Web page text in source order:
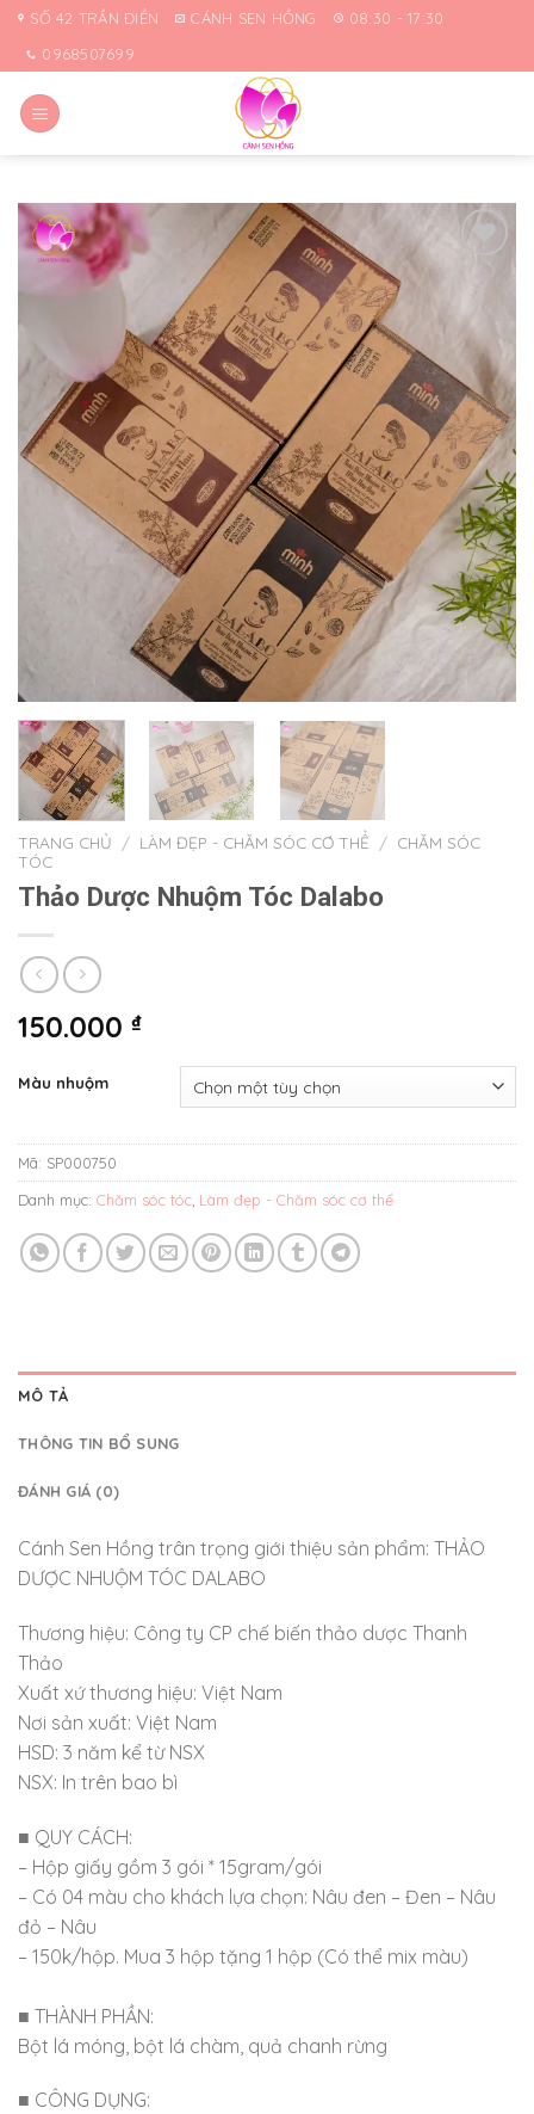
Skip
content
SỐ 42 TRẦN ĐIỀN CÁNH SEN HỒNG
08:30 - 17:30
0968507699
Yêu
TRANG CHỦ / LÀM ĐẸP - CHĂM SÓC CƠ THỂ / CHĂM SÓC
TÓC
Thảo Dược Nhuộm Tóc Dalabo
150.000 ₫
Màu nhuộm
Mã: SP000750
Danh mục: Chăm sóc tóc Làm đẹp - Chăm sóc cơ thể
MÔ TẢ
THÔNG TIN BỔ SUNG
ĐÁNH GIÁ (0)
Cánh Sen Hồng trân trọng giới thiệu sản phẩm: THẢO
DƯỢC NHUỘM TÓC DALABO
Thương hiệu: Công ty CP chế biến thảo dược Thanh
Thảo
Xuất xứ thương hiệu: Việt Nam
Nơi sản xuất: Việt Nam
HSD: 3 năm kể từ NSX
NSX: In trên bao bì
■ QUY CÁCH:
– Hộp giấy gồm 3 gói * 15gram/gói
– Có 04 màu cho khách lựa chọn: Nâu đen – Đen – Nâu
đỏ – Nâu
– 150k/hộp. Mua 3 hộp tặng 1 hộp (Có thể mix màu)
■ THÀNH PHẦN:
Bột lá móng, bột lá chàm, quả chanh rừng
■ CÔNG DỤNG: